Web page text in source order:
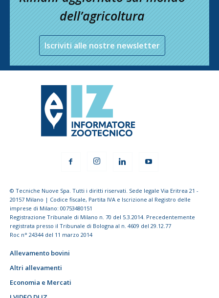
dell’agricoltura
Iscriviti alle nostre newsletter
© Tecniche Nuove Spa. Tutti i diritti riservati. Sede legale Via Eritrea 21 -
20157 Milano | Codice fiscale, Partita IVA e Iscrizione al Registro delle
imprese di Milano: 00753480151
Registrazione Tribunale di Milano n. 70 del 5.3.2014. Precedentemente
registrata presso il Tribunale di Bologna al n. 4609 del 29.12.77
Roc n° 24344 del 11 marzo 2014
Allevamento bovini
Altri allevamenti
Economia e Mercati